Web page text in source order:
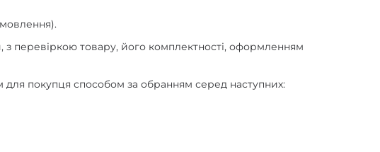
перевіркою товару, його комплектності, оформленням
для покупця способом за обранням серед наступних: